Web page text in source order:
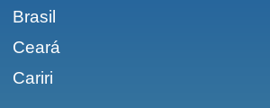
Brasil
Ceará
Cariri